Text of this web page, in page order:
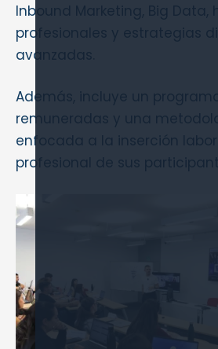
Inbound Marketing, Big Data,
profesionales y estrategias
avanzadas.
Además, incluye un
remuneradas y una
enfocada a la inserción
profesional de sus